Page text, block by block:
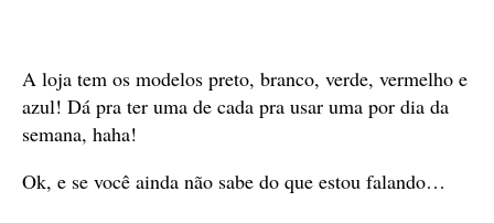
A loja tem os modelos preto, branco, verde, vermelho e
azul! Dá pra ter uma de cada pra usar uma por dia da
semana, haha!
Ok, e se você ainda não sabe do que estou falando…